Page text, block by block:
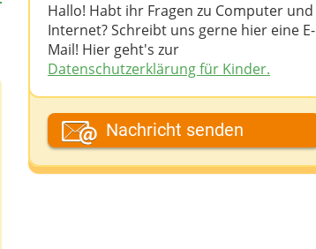
Hallo! Habt ihr Fragen zu Computer und
Internet? Schreibt uns gerne hier eine E-
Mail! Hier geht's zur
Datenschutzerklärung für Kinder.
Dein Fantasiename
Nachricht senden